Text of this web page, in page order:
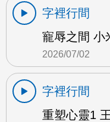
字裡行間
寵辱之間 小
2026/07/02
字裡行間
重塑心靈1